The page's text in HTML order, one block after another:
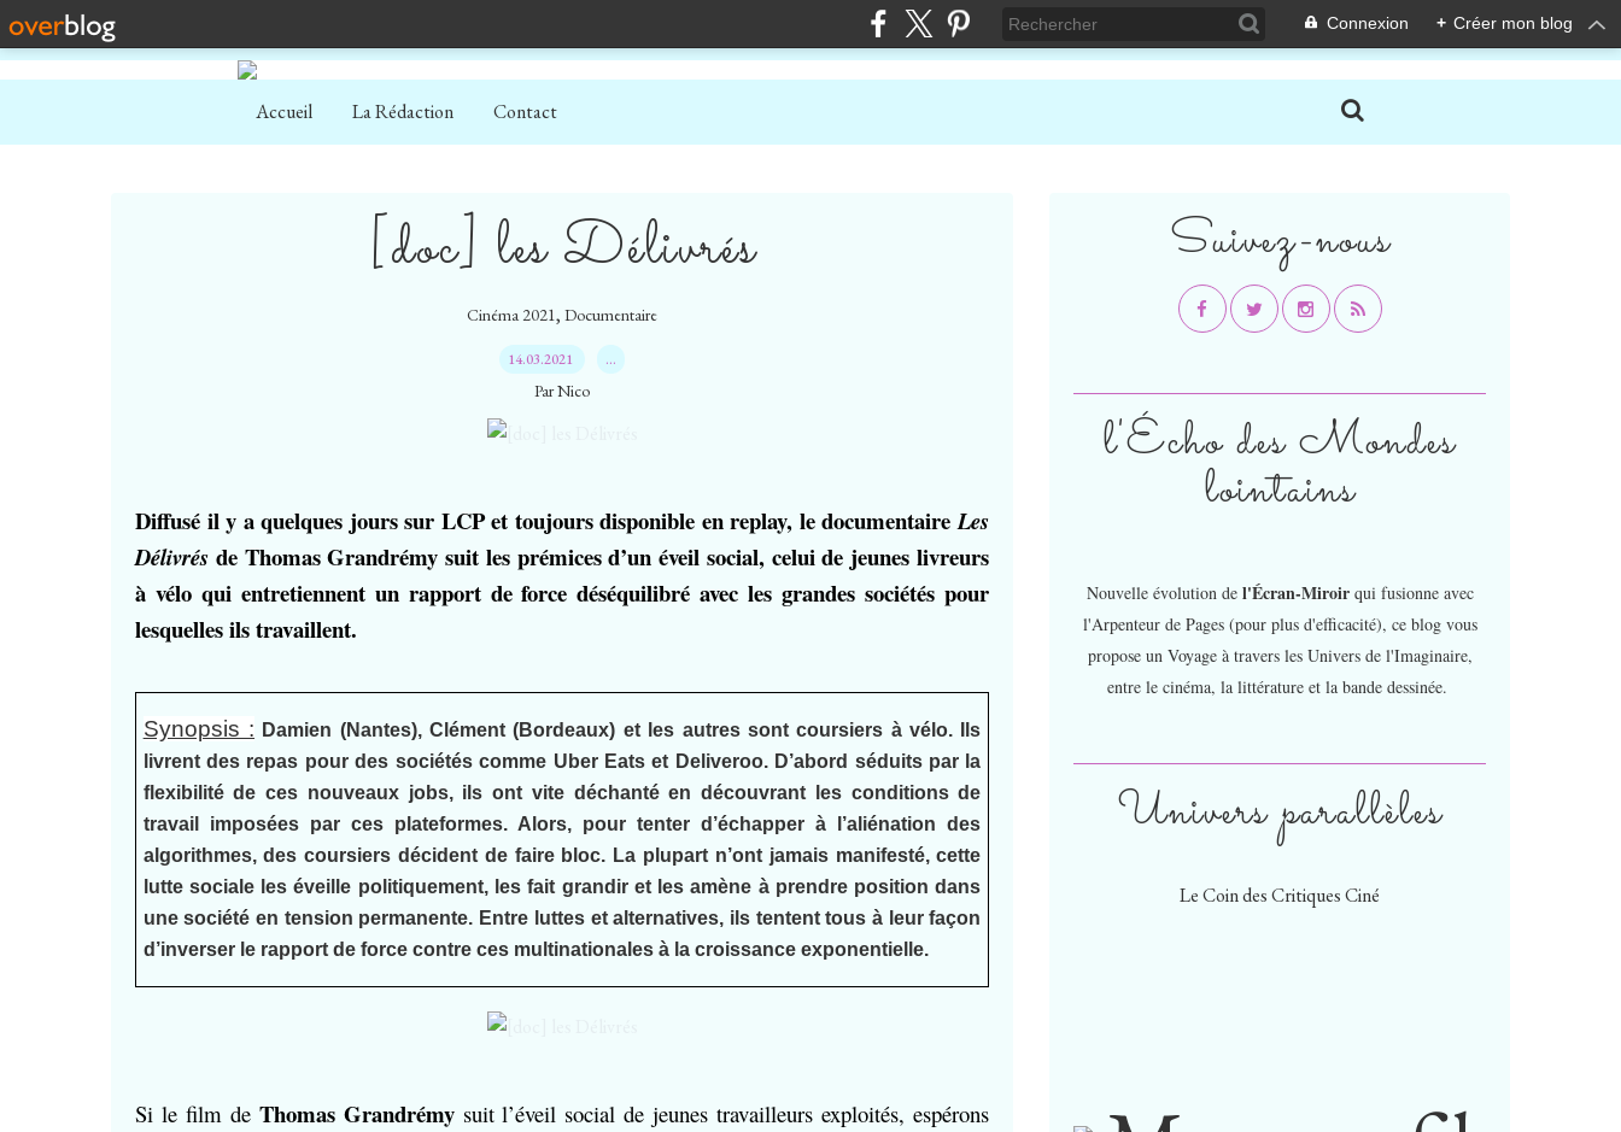
Connexion + Créer mon blog
Accueil La Rédaction Contact
[doc] les Délivrés
Cinéma 2021, Documentaire
14.03.2021 …
Par Nico
Diffusé il y a quelques jours sur LCP et toujours disponible en replay, le documentaireLes
Délivrés de Thomas Grandrémy suit les prémices d’un éveil social, celui de jeunes livreurs
à vélo qui entretiennent un rapport de force déséquilibré avec les grandes sociétés pour
lesquelles ils travaillent.
Synopsis : Damien (Nantes), Clément (Bordeaux) et les autres sont coursiers à vélo. Ils
livrent des repas pour des sociétés comme Uber Eats et Deliveroo. D’abord séduits par la
flexibilité de ces nouveaux jobs, ils ont vite déchanté en découvrant les conditions de
travail imposées par ces plateformes. Alors, pour tenter d’échapper à l’aliénation des
algorithmes, des coursiers décident de faire bloc. La plupart n’ont jamais manifesté, cette
lutte sociale les éveille politiquement, les fait grandir et les amène à prendre position dans
une société en tension permanente. Entre luttes et alternatives, ils tentent tous à leur façon
d’inverser le rapport de force contre ces multinationales à la croissance exponentielle.
Si le film de Thomas Grandrémysuit l’éveil social de jeunes travailleurs exploités, espérons
Suivez-nous
Univers parallèles
Le Coin des Critiques Ciné
l'Écho des Mondes
lointains
Nouvelle évolution de l'Écran-Miroir qui fusionne avec
l'Arpenteur de Pages (pour plus d'efficacité), ce blog vous
propose un Voyage à travers les Univers de l'Imaginaire,
entre le cinéma, la littérature et la bande dessinée.